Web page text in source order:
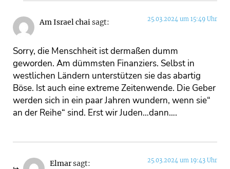
Am Israel chaisagt: 25.03.2024 um 15:49 Uhr
Sorry, die Menschheit ist dermaßen dumm
geworden. Am dümmsten Finanziers. Selbst in
westlichen Ländern unterstützen sie das abartig
Böse. Ist auch eine extreme Zeitenwende. Die Geber
werden sich in ein paar Jahren wundern, wenn sie“
an der Reihe“ sind. Erst wir Juden…dann….
Elmarsagt: 25.03.2024 um 19:43 Uhr